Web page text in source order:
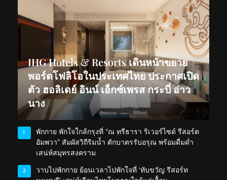
IHG Hotels & Resorts เดินหน้าขยาย
พอร์ตโฟลิโอในประเทศไทย ประกาศเปิด
ตัว ฮอลิเดย์ อินน์ เอ็กซ์เพรส กระบี่ อ่าว
นาง
1
พักกาย พักใจใกล้กรุงที่ “ณ ทรีธารา ริเวอร์ไซด์ รีสอร์ต
อัมพวา” สัมผัสวิถีริมน้ำ ตักบาตรรับอรุณ พร้อมดื่มด่ำ
เสน่ห์สมุทรสงคราม
2
วาบไปพักกาย ย้อนเวลาไปพักใจที่ ‘ทับขวัญ รีสอร์ท